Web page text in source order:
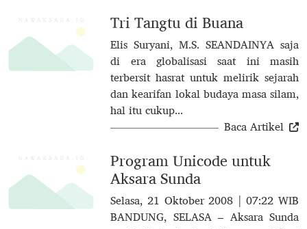
Tri Tangtu di Buana
Elis Suryani, M.S. SEANDAINYA saja
di era globalisasi saat ini masih
terbersit hasrat untuk melirik sejarah
dan kearifan lokal budaya masa silam,
hal itu cukup...
Baca Artikel
Program Unicode untuk
Aksara Sunda
Selasa, 21 Oktober 2008 | 07:22 WIB
BANDUNG, SELASA – Aksara Sunda